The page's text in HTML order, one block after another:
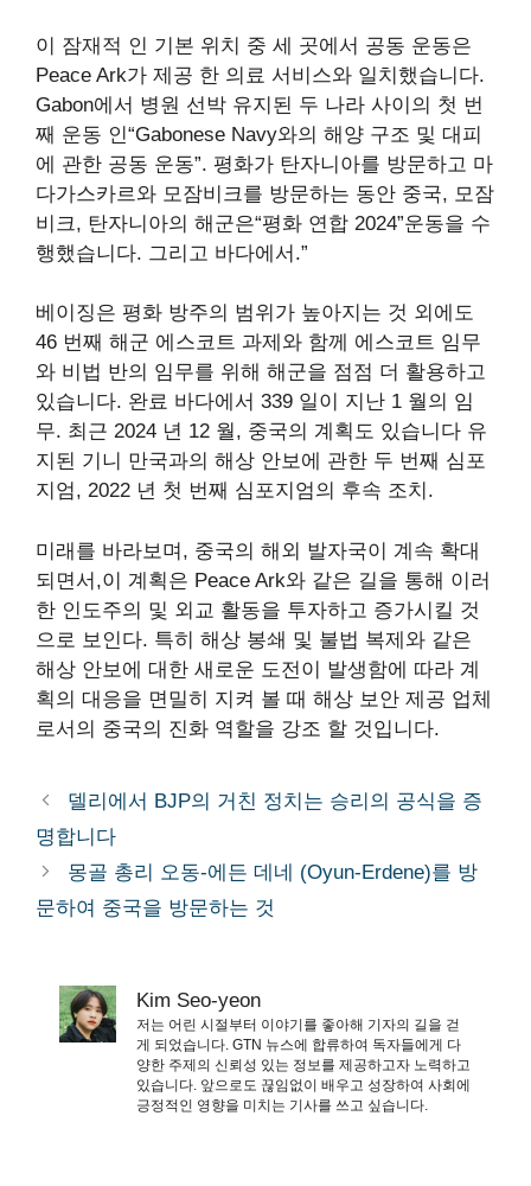
이 잠재적 인 기본 위치 중 세 곳에서 공동 운동은
Peace Ark가 제공 한 의료 서비스와 일치했습니다.
Gabon에서 병원 선박 유지된 두 나라 사이의 첫 번
째 운동 인“Gabonese Navy와의 해양 구조 및 대피
에 관한 공동 운동”. 평화가 탄자니아를 방문하고 마
다가스카르와 모잠비크를 방문하는 동안 중국, 모잠
비크, 탄자니아의 해군은“평화 연합 2024”운동을 수
행했습니다. 그리고 바다에서.”
베이징은 평화 방주의 범위가 높아지는 것 외에도
46 번째 해군 에스코트 과제와 함께 에스코트 임무
와 비법 반의 임무를 위해 해군을 점점 더 활용하고
있습니다. 완료 바다에서 339 일이 지난 1 월의 임
무. 최근 2024 년 12 월, 중국의 계획도 있습니다 유
지된 기니 만국과의 해상 안보에 관한 두 번째 심포
지엄, 2022 년 첫 번째 심포지엄의 후속 조치.
미래를 바라보며, 중국의 해외 발자국이 계속 확대
되면서,이 계획은 Peace Ark와 같은 길을 통해 이러
한 인도주의 및 외교 활동을 투자하고 증가시킬 것
으로 보인다. 특히 해상 봉쇄 및 불법 복제와 같은
해상 안보에 대한 새로운 도전이 발생함에 따라 계
획의 대응을 면밀히 지켜 볼 때 해상 보안 제공 업체
로서의 중국의 진화 역할을 강조 할 것입니다.
델리에서 BJP의 거친 정치는 승리의 공식을 증
명합니다
몽골 총리 오동-에든 데네 (Oyun-Erdene)를 방
문하여 중국을 방문하는 것
Kim Seo-yeon
저는 어린 시절부터 이야기를 좋아해 기자의 길을 걷
게 되었습니다. GTN 뉴스에 합류하여 독자들에게 다
양한 주제의 신뢰성 있는 정보를 제공하고자 노력하고
있습니다. 앞으로도 끊임없이 배우고 성장하여 사회에
긍정적인 영향을 미치는 기사를 쓰고 싶습니다.